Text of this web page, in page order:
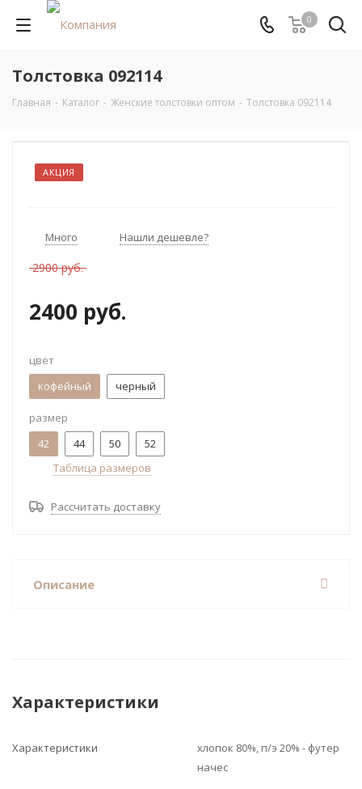
0
Толстовка 092114
Главная - Каталог - Женские толстовки оптом - Толстовка 092114
АКЦИЯ
Много Нашли дешевле?
2900 руб.
2400 руб.
цвет
кофейный
черный
размер
42
44 50
52
Таблица размеров
Рассчитать доставку
Описание
Характеристики
Характеристики
хлопок 80%, п/э 20% - футер
начес